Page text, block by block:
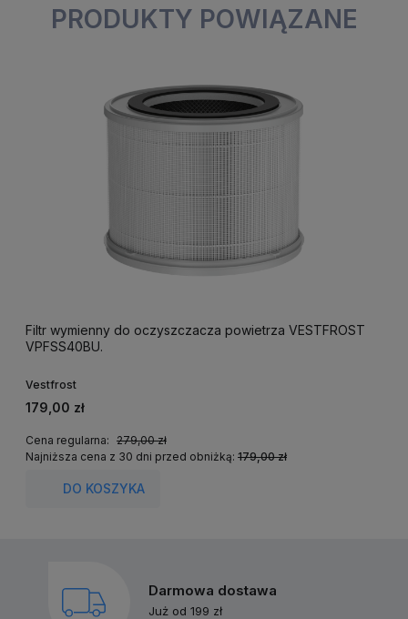
Inteligentny
Kompaktowy
oczyszczacz
powietrza Vestfrost
VP-A1S40WH.
Inteligentny
oczyszczacz
sterowany za pomocą
aplikacji.
PRODUKTY POWIĄZANE
Filtr wymienny do oczyszczacza powietrza VESTFROST
VPFSS40BU.
Vestfrost
179,00 zł
Cena regularna: 279,00 zł
Najniższa cena z 30 dni przed obniżką: 179,00 zł
DO KOSZYKA
Darmowa dostawa
Już od 199 zł